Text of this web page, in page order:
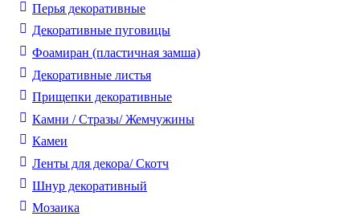
Перья декоративные
Декоративные пуговицы
Фоамиран (пластичная замша)
Декоративные листья
Прищепки декоративные
Камни / Cтразы/ Жемчужины
Камеи
Ленты для декора/ Скотч
Шнур декоративный
Мозаика